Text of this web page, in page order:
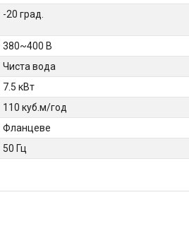
-20 град.
380~400 В
Чиста вода
7.5 кВт
110 куб.м/год
Фланцеве
50 Гц